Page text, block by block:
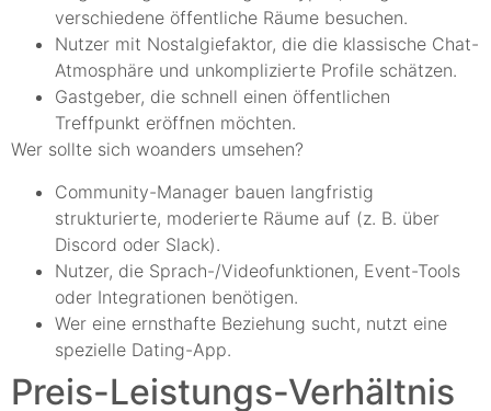
verschiedene öffentliche Räume besuchen.
Nutzer mit Nostalgiefaktor, die die klassische Chat-
Atmosphäre und unkomplizierte Profile schätzen.
Gastgeber, die schnell einen öffentlichen
Treffpunkt eröffnen möchten.
Wer sollte sich woanders umsehen?
Community-Manager bauen langfristig
strukturierte, moderierte Räume auf (z. B. über
Discord oder Slack).
Nutzer, die Sprach-/Videofunktionen, Event-Tools
oder Integrationen benötigen.
Wer eine ernsthafte Beziehung sucht, nutzt eine
spezielle Dating-App.
Preis-Leistungs-Verhältnis